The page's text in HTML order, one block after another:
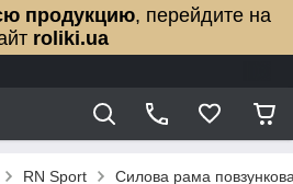
продукцию, перейдите на
roliki.ua
RN Sport Силова рама